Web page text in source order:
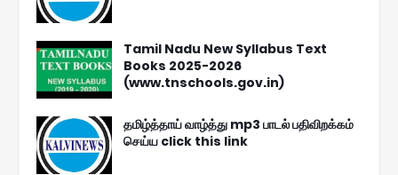
Tamil Nadu New Syllabus Text
Books 2025-2026
(www.tnschools.gov.in)
தமிழ்த்தாய் வாழ்த்து mp3 பாடல் பதிவிறக்கம்
செய்ய click this link